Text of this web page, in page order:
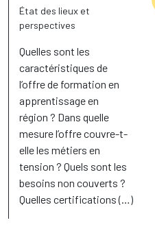
État des lieux et
perspectives
Quelles sont les
caractéristiques de
l’offre de formation en
apprentissage en
région ? Dans quelle
mesure l’offre couvre-t-
elle les métiers en
tension ? Quels sont les
besoins non couverts ?
Quelles certifications (…)